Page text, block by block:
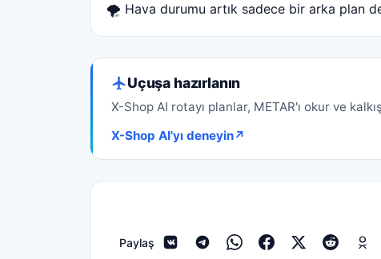
🌪 Hava durumu artık sadece bir arka plan
Uçuşa hazırlanın
X-Shop AI rotayı planlar, METAR'ı okur ve
X-Shop AI'yı deneyin↗
Paylaş